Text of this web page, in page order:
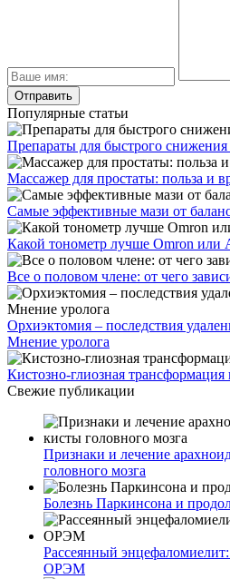
Популярные статьи
Препараты для быстрого снижения
Массажер для простаты: польза и
Самые эффективные мази от
Какой тонометр лучше Omron или
Все о половом члене: от чего
Орхиэктомия – последствия
Мнение уролога
Кистозно-глиозная трансформация
Свежие публикации
Признаки и лечение
головного мозга
Болезнь Паркинсона и
Рассеянный
ОРЭМ